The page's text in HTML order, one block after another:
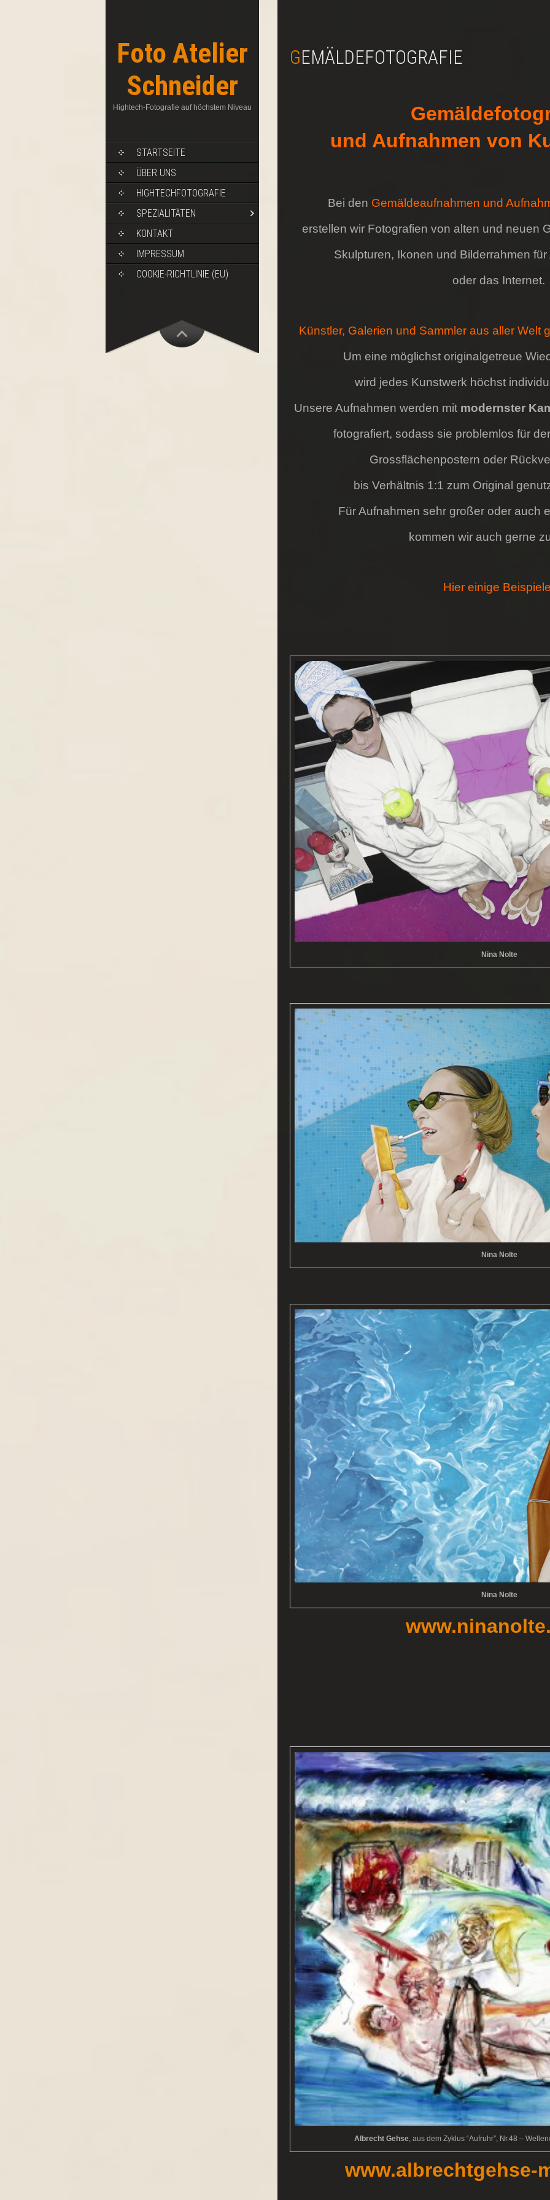
Foto Atelier
Schneider
Hightech-Fotografie auf höchstem Niveau
STARTSEITE
ÜBER UNS
HIGHTECHFOTOGRAFIE
SPEZIALITÄTEN
KONTAKT
IMPRESSUM
COOKIE-RICHTLINIE (EU)
GEMÄLDEFOTOGRAFIE
und Aufnahmen von
Bei den Gemäldeaufnahmen und
erstellen wir Fotografien von alten und neuen
Skulpturen, Ikonen und Bilderrahmen
oder das Internet.
Künstler, Galerien und Sammler aus aller Welt
Um eine möglichst originalgetreue
wird jedes Kunstwerk höchst
Unsere Aufnahmen werden mit modernster
fotografiert,sodass sie problemlos für
Grossflächenpostern oder
bis Verhältnis 1:1 zum Original
Für Aufnahmen sehr großer oder auch
kommen wir auch gerne
Hier einige
Nina Nolte
Nina Nolte
Nina Nolte
Albrecht Gehse, aus dem Zyklus “Aufruhr”, Nr.48 –
www.albrechtgehse-